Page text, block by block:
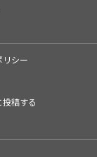
リシー
稿する